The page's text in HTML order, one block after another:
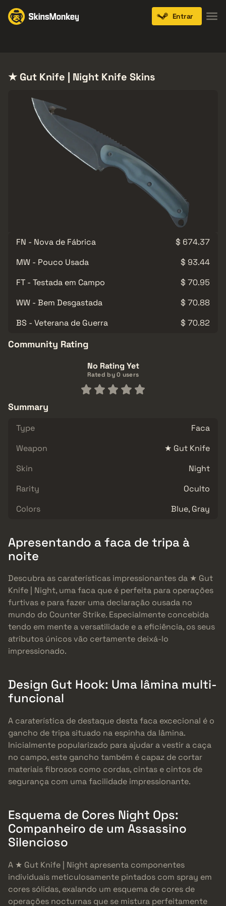
Entrar
★ Gut Knife | Night Knife Skins
FN - Nova de Fábrica
$ 674.37
MW - Pouco Usada
$ 93.44
FT - Testada em Campo
$ 70.95
WW - Bem Desgastada
$ 70.88
BS - Veterana de Guerra
$ 70.82
Community Rating
No Rating Yet
Rated by 0 users
Summary
Type
Faca
Weapon
★ Gut Knife
Skin
Night
Rarity
Oculto
Colors
Blue, Gray
Apresentando a faca de tripa à
noite
Descubra as caraterísticas impressionantes da ★ Gut
Knife | Night, uma faca que é perfeita para operações
furtivas e para fazer uma declaração ousada no
mundo do Counter Strike. Especialmente concebida
tendo em mente a versatilidade e a eficiência, os seus
atributos únicos vão certamente deixá-lo
impressionado.
Design Gut Hook: Uma lâmina multi-
funcional
A caraterística de destaque desta faca excecional é o
gancho de tripa situado na espinha da lâmina.
Inicialmente popularizado para ajudar a vestir a caça
no campo, este gancho também é capaz de cortar
materiais fibrosos como cordas, cintas e cintos de
segurança com uma facilidade impressionante.
Esquema de Cores Night Ops:
Companheiro de um Assassino
Silencioso
A ★ Gut Knife | Night apresenta componentes
individuais meticulosamente pintados com spray em
cores sólidas, exalando um esquema de cores de
operações nocturnas que se mistura perfeitamente